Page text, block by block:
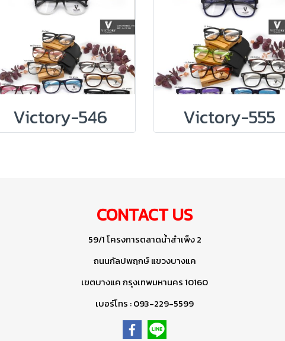
Victory-546 Victory-555
CONTACT US
59/1 โครงการตลาดน้ำสำเพ็ง 2
ถนนกัลปพฤกษ์ แขวงบางแค
เขตบางแค กรุงเทพมหานคร 10160
เบอร์โทร : 093-229-5599